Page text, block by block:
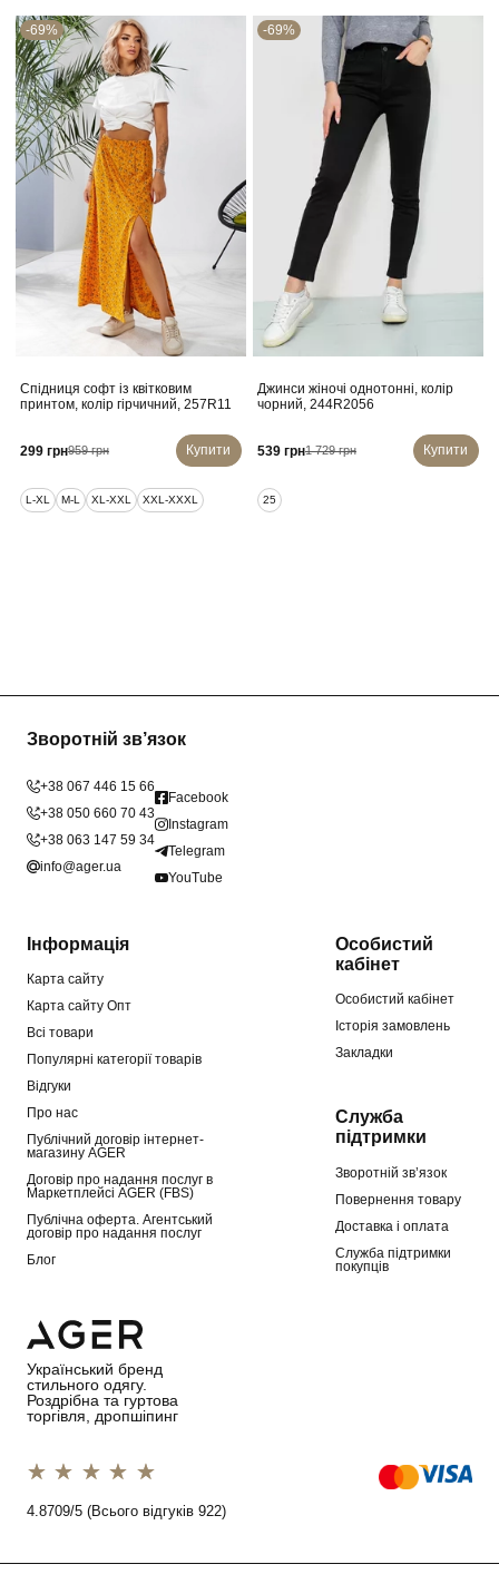
-69%
Спідниця софт із квітковим
принтом, колір гірчичний, 257R11
299 грн959 грн Купити
L-XL M-L XL-XXL XXL-XXXL
-69%
Джинси жіночі однотонні, колір
чорний, 244R2056
539 грн1 729 грн Купити
25
Зворотній зв’язок
+38 067 446 15 66
+38 050 660 70 43
+38 063 147 59 34
info@ager.ua
Facebook
Instagram
Telegram
YouTube
Інформація
Карта сайту
Карта сайту Опт
Всі товари
Популярні категорії товарів
Відгуки
Про нас
Публічний договір інтернет-
магазину AGER
Договір про надання послуг в
Маркетплейсі AGER (FBS)
Публічна оферта. Агентський
договір про надання послуг
Блог
Особистий
кабінет
Особистий кабінет
Історія замовлень
Закладки
Служба
підтримки
Зворотній зв’язок
Повернення товару
Доставка і оплата
Служба підтримки
покупців
Український бренд
стильного одягу.
Роздрібна та гуртова
торгівля, дропшіпинг
1 star
2 stars
3 stars
4 stars
5 stars
4.8709/5 (Всього відгуків 922)